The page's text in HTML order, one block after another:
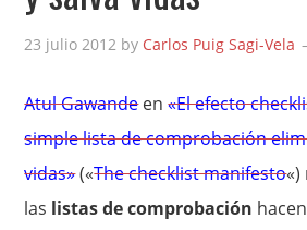
23 julio 2012 by Carlos Puig Sagi-Vela
Atul Gawandeen«El efecto
simple lista de comprobación
vidas»(«The checklist manifesto«)
las listas de comprobación